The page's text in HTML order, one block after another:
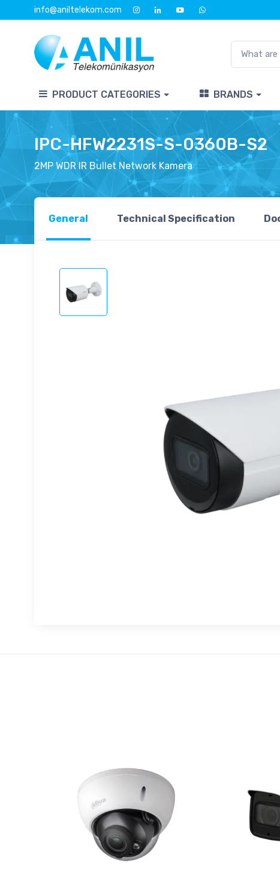
info@aniltelekom.com
PRODUCT CATEGORIES BRANDS
IPC-HFW2231S-S-0360B-S2
2MP WDR IR Bullet Network Kamera
General Technical Specification